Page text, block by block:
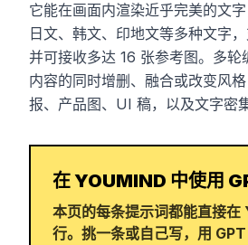
它能在画面内渲染近乎完美的文字
日文、韩文、印地文等多种文字
并可接收多达 16 张参考图。多轮
内容的同时增删、融合或改变风
报、产品图、UI 稿，以及文字密
在 YOUMIND 中使用
本页的每条提示词都能直接
行。挑一条或自己写，用 GPT